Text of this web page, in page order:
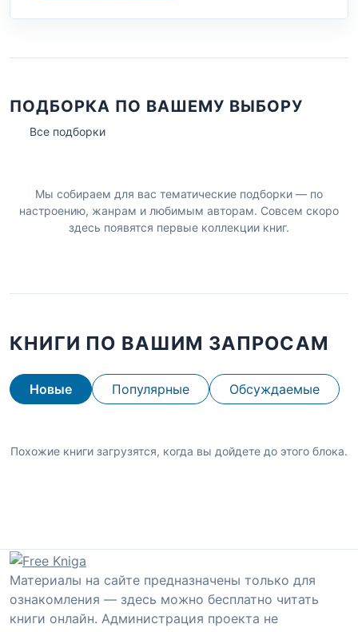
ПОДБОРКА ПО ВАШЕМУ ВЫБОРУ
Все подборки
Мы собираем для вас тематические подборки — по
настроению, жанрам и любимым авторам. Совсем скоро
здесь появятся первые коллекции книг.
КНИГИ ПО ВАШИМ ЗАПРОСАМ
Новые Популярные Обсуждаемые
Похожие книги загрузятся, когда вы дойдете до этого блока.
Материалы на сайте предназначены только для
ознакомления — здесь можно бесплатно читать
книги онлайн. Администрация проекта не